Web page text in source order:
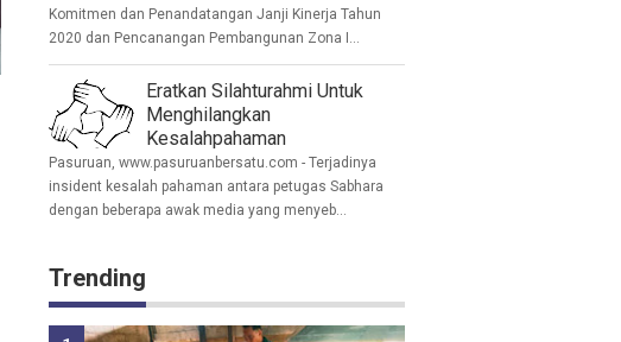
Komitmen dan Penandatangan Janji Kinerja Tahun
2020 dan Pencanangan Pembangunan Zona I...
Eratkan Silahturahmi Untuk
Menghilangkan
Kesalahpahaman
Pasuruan, www.pasuruanbersatu.com - Terjadinya
insident kesalah pahaman antara petugas Sabhara
dengan beberapa awak media yang menyeb...
Trending